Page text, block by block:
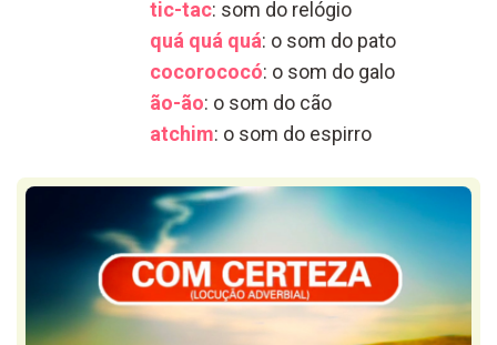
tic-tac: som do relógio
quá quá quá: o som do pato
cocorococó: o som do galo
ão-ão: o som do cão
atchim: o som do espirro